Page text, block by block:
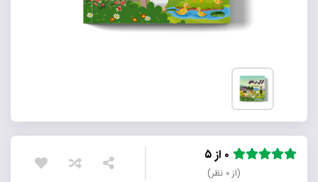
(از ۰ نظر)